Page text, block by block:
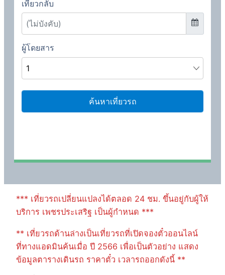
*** เที่ยวรถเปลี่ยนแปลงได้ตลอด 24 ชม. ขึ้นอยู่กับผู้ให้
บริการ เพชรประเสริฐ เป็นผู้กำหนด ***
** เที่ยวรถด้านล่างเป็นเที่ยวรถที่เปิดจองตั๋วออนไลน์
ที่ทางแอดมินค้นเมื่อ ปี 2566 เพื่อเป็นตัวอย่าง แสดง
ข้อมูลตารางเดินรถ ราคาตั๋ว เวลารถออกดังนี้ **